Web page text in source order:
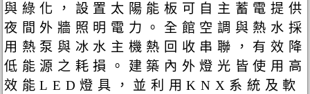
與綠化，設置太陽能板可自主蓄電提供
夜間外牆照明電力。全館空調與熱水採
用熱泵與冰水主機熱回收串聯，有效降
低能源之耗損。建築內外燈光皆使用高
效能LED燈具，並利用KNX系統及軟